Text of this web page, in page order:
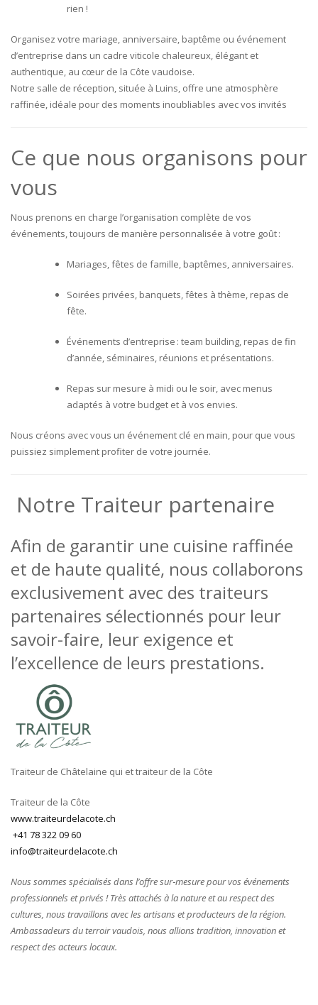
rien !
Organisez votre mariage, anniversaire, baptême ou événement
d’entreprise dans un cadre viticole chaleureux, élégant et
authentique, au cœur de la Côte vaudoise.
Notre salle de réception, située à Luins, offre une atmosphère
raffinée, idéale pour des moments inoubliables avec vos invités
Ce que nous organisons pour
vous
Nous prenons en charge l’organisation complète de vos
événements, toujours de manière personnalisée à votre goût :
Mariages, fêtes de famille, baptêmes, anniversaires.
Soirées privées, banquets, fêtes à thème, repas de
fête.
Événements d’entreprise : team building, repas de fin
d’année, séminaires, réunions et présentations.
Repas sur mesure à midi ou le soir, avec menus
adaptés à votre budget et à vos envies.
Nous créons avec vous un événement clé en main, pour que vous
puissiez simplement profiter de votre journée.
Notre Traiteur partenaire
Afin de garantir une cuisine raffinée
et de haute qualité, nous collaborons
exclusivement avec des traiteurs
partenaires sélectionnés pour leur
savoir-faire, leur exigence et
l’excellence de leurs prestations.
Traiteur de Châtelaine qui et traiteur de la Côte
Traiteur de la Côte
www.traiteurdelacote.ch
+41 78 322 09 60
info@traiteurdelacote.ch
Nous sommes spécialisés dans l’offre sur‑mesure pour vos événements
professionnels et privés ! Très attachés à la nature et au respect des
cultures, nous travaillons avec les artisans et producteurs de la région.
Ambassadeurs du terroir vaudois, nous allions tradition, innovation et
respect des acteurs locaux.